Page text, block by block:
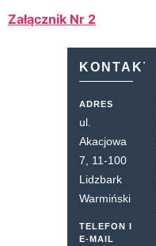
Załącznik Nr 2
KONTAKT
ADRES
ul.
Akacjowa
7, 11-100
Lidzbark
Warmiński
TELEFON I
E-MAIL